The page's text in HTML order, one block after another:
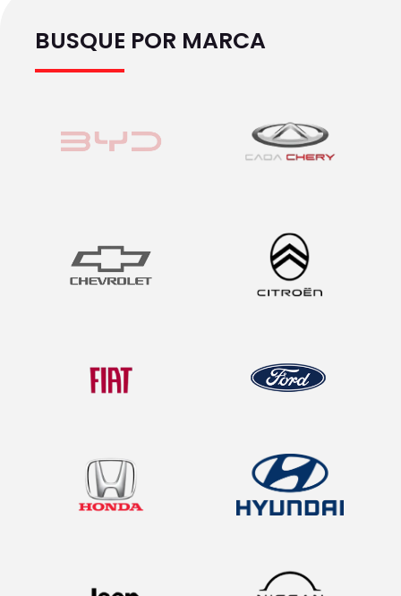
BUSQUE POR MARCA